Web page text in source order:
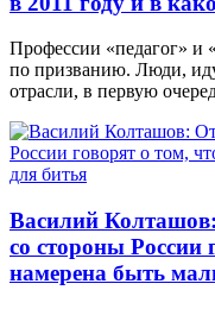
Профессии «педагог» и
по призванию. Люди,
отрасли, в первую
Василий
со стороны России
намерена быть